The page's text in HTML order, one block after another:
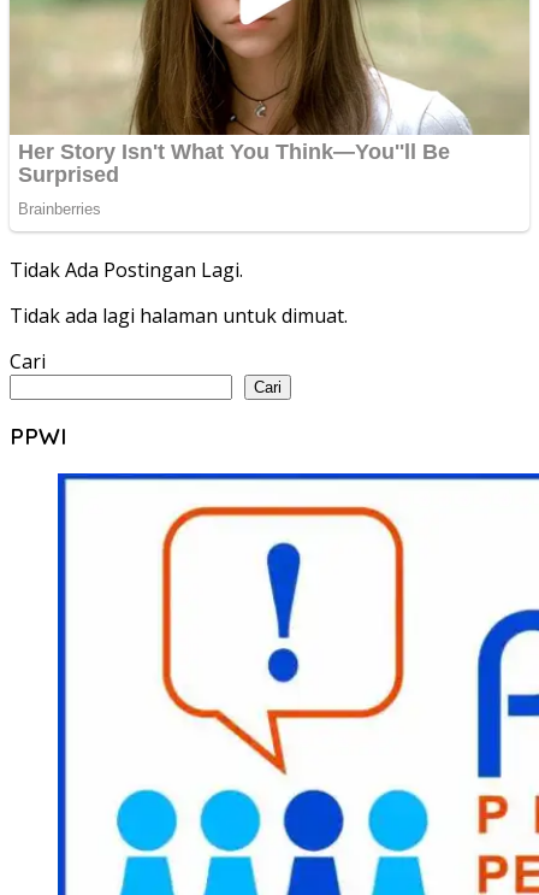
Tidak Ada Postingan Lagi.
Tidak ada lagi halaman untuk dimuat.
Cari
Cari
PPWI